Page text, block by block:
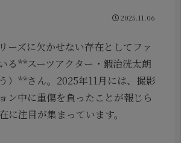
2025.11.06
ーズに欠かせない存在としてファ
る**スーツアクター・鍜治洸太朗
）**さん。2025年11月には、撮影
ン中に重傷を負ったことが報じら
に注目が集まっています。